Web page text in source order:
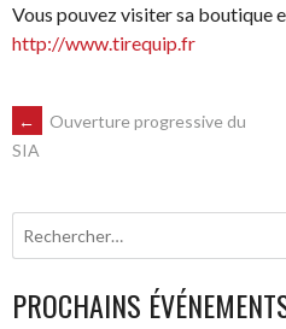
Vous pouvez visiter sa boutique
http://www.tirequip.fr
NAVIGATION
DES
ARTICLES
←
Ouverture progressive du
SIA
PROCHAINS